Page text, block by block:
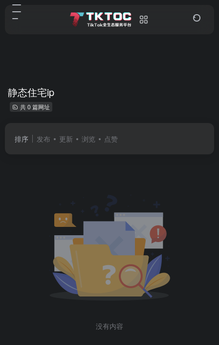
静态住宅ip
共 0 篇网址
排序 发布 更新 浏览 点赞
没有内容